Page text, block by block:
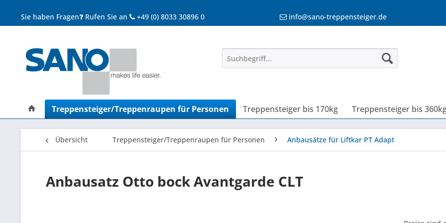
Sie haben Fragen Rufen Sie an +49 (0) 8033 30896 0 info@sano-treppensteiger.de
Treppensteiger/Treppenraupen für Personen Treppensteiger bis 170kg Treppensteiger bis
Übersicht Treppensteiger/Treppenraupen für Personen Anbausätze für Liftkar PT Adapt
Anbausatz Otto bock Avantgarde CLT